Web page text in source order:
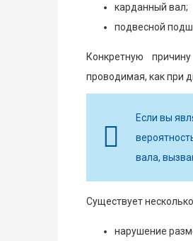
карданный вал;
подвесной
Конкретную
проводимая, как при
Если вы
вала,
Существует
нарушение